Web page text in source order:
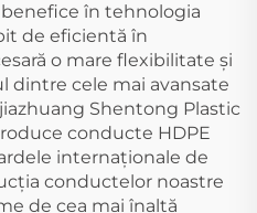
în tehnologia
de eficientă în
o mare flexibilitate și
dintre cele mai avansate
Shentong Plastic
conducte HDPE
internaționale de
conductelor noastre
de cea mai înaltă